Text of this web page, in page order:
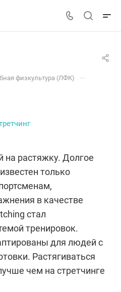
физкультура (ЛФК) —
на растяжку. Долгое
только
в качестве
стал
тренировок.
для людей с
Растягиваться
чем на стретчинге